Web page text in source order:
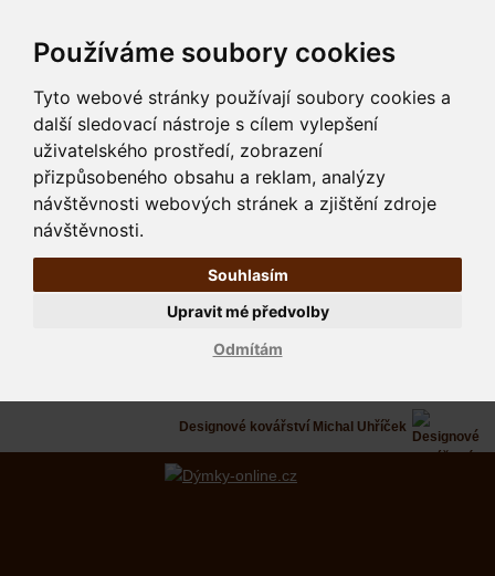
Používáme soubory cookies
Tyto webové stránky používají soubory cookies a
další sledovací nástroje s cílem vylepšení
uživatelského prostředí, zobrazení
přizpůsobeného obsahu a reklam, analýzy
návštěvnosti webových stránek a zjištění zdroje
návštěvnosti.
Souhlasím
Odmítám
Upravit mé předvolby
Designové kovářství Michal Uhříček